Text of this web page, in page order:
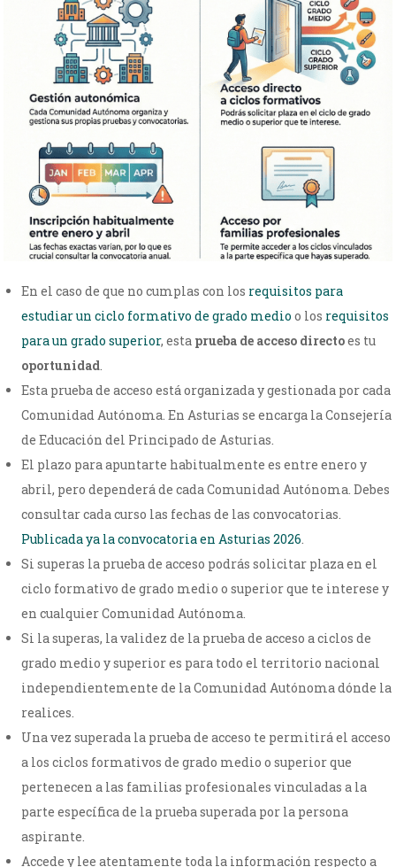
En el caso de que no cumplas con los requisitos para
estudiar un ciclo formativo de grado medio o los requisitos
para un grado superior, esta prueba de acceso directoes tu
oportunidad.
Esta prueba de acceso está organizada y gestionada por cada
Comunidad Autónoma. En Asturias se encarga la Consejería
de Educación del Principado de Asturias.
El plazo para apuntarte habitualmente es entre enero y
abril, pero dependerá de cada Comunidad Autónoma. Debes
consultar cada curso las fechas de las convocatorias.
Publicada ya la convocatoria en Asturias 2026.
Si superas la prueba de acceso podrás solicitar plaza en el
ciclo formativo de grado medio o superior que te interese y
en cualquier Comunidad Autónoma.
Si la superas, la validez de la prueba de acceso a ciclos de
grado medio y superior es para todo el territorio nacional
independientemente de la Comunidad Autónoma dónde la
realices.
Una vez superada la prueba de acceso te permitirá el acceso
a los ciclos formativos de grado medio o superior que
pertenecen a las familias profesionales vinculadas a la
parte específica de la prueba superada por la persona
aspirante.
Accede y lee atentamente toda la información respecto a